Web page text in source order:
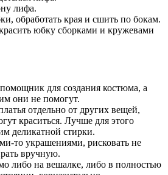
лифа.
обработать края и сшить по бокам.
юбку сборками и кружевами
для создания костюма, а
они не помогут.
отдельно от других вещей,
краситься. Лучше для этого
деликатной стирки.
то украшениями, рисковать не
вручную.
либо на вешалке, либо в полностью